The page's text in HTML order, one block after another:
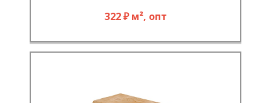
322 ₽ м², опт